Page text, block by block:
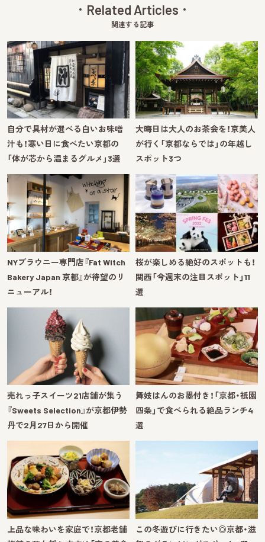
Related Articles
関連する記事
自分で具材が選べる白いお味噌
汁も！寒い日に食べたい京都の
「体が芯から温まるグルメ」3選
大晦日は大人のお茶会を！京美人
が行く「京都ならでは」の年越し
スポット3つ
NYブラウニー専門店『Fat Witch
Bakery Japan 京都』が待望のリ
ニューアル！
桜が楽しめる絶好のスポットも！
関西「今週末の注目スポット」11
選
売れっ子スイーツ21店舗が集う
『Sweets Selection』が京都伊勢
丹で2月27日から開催
舞妓はんのお墨付き！「京都・祇園
四条」で食べられる絶品ランチ4
選
上品な味わいを家庭で！京都老舗
この冬遊びに行きたい◎京都・滋